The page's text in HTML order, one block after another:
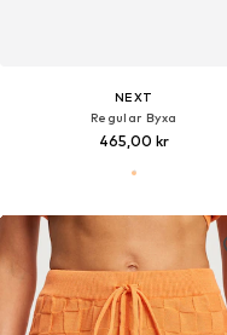
NEXT
Regular Byxa
465,00 kr